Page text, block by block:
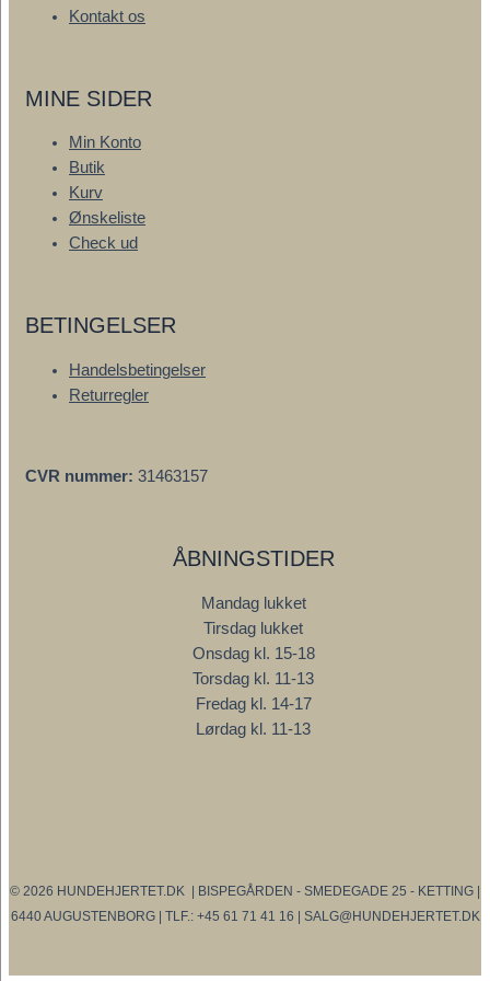
Kontakt os
MINE SIDER
Min Konto
Butik
Kurv
Ønskeliste
Check ud
BETINGELSER
Handelsbetingelser
Returregler
CVR nummer: 31463157
ÅBNINGSTIDER
Mandag lukket
Tirsdag lukket
Onsdag kl. 15-18
Torsdag kl. 11-13
Fredag kl. 14-17
Lørdag kl. 11-13
© 2026 HUNDEHJERTET.DK | BISPEGÅRDEN - SMEDEGADE 25 - KETTING |
6440 AUGUSTENBORG | TLF.: +45 61 71 41 16 | SALG@HUNDEHJERTET.DK